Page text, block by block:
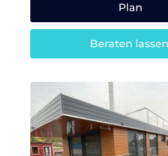
Plan
Beraten